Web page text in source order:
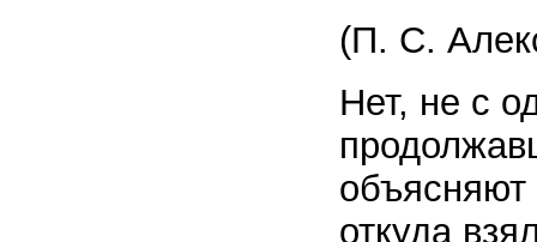
(П. С.
Нет, не с
объясняют
откуда